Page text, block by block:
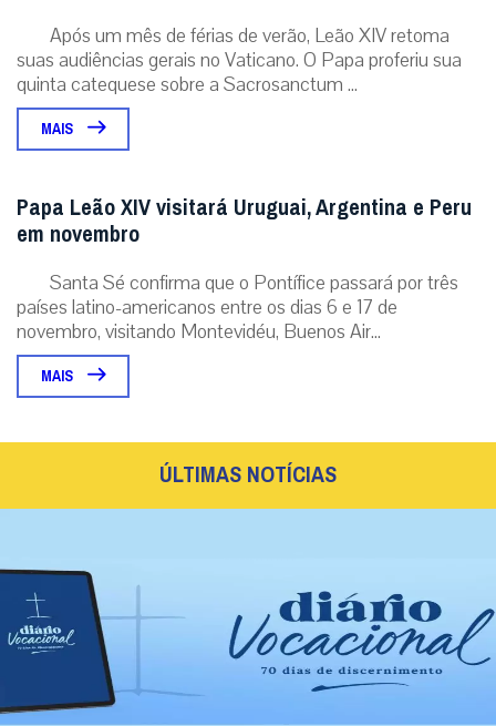
Após um mês de férias de verão, Leão XIV retoma
suas audiências gerais no Vaticano. O Papa proferiu sua
quinta catequese sobre a Sacrosanctum ...
MAIS
Papa Leão XIV visitará Uruguai, Argentina e Peru
em novembro
Santa Sé confirma que o Pontífice passará por três
países latino-americanos entre os dias 6 e 17 de
novembro, visitando Montevidéu, Buenos Air...
MAIS
ÚLTIMAS NOTÍCIAS